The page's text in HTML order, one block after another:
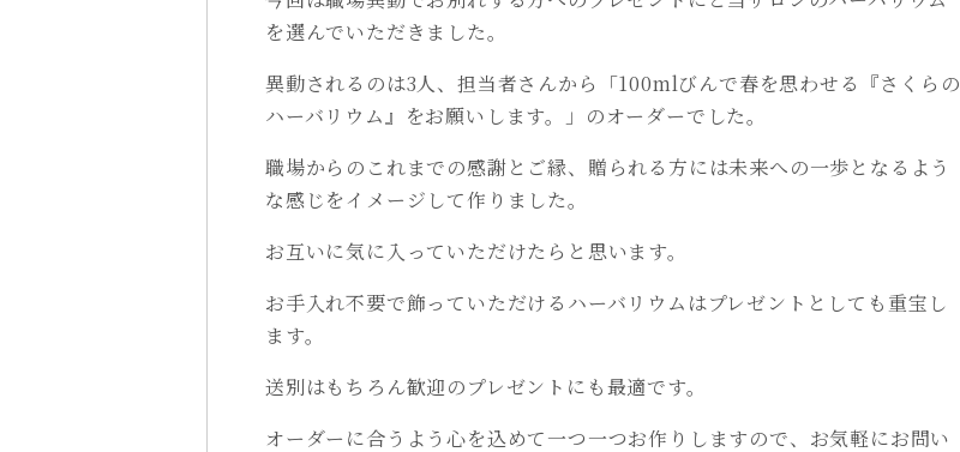
を選んでいただきました。
異動されるのは3人、 担当者さんから「100mlびんで春を思わせる『さくらの
ハーバリウム』をお願いします。」のオーダーでした。
職場からのこれまでの感謝とご縁、贈られる方には未来への一歩となるよう
な感じをイメージして作りました。
お互いに気に入っていただけたらと思います。
お手入れ不要で飾っていただけるハーバリウムはプレゼントとしても重宝し
ます。
送別はもちろん歓迎のプレゼントにも最適です。
オーダーに合うよう心を込めて一つ一つお作りしますので、お気軽にお問い